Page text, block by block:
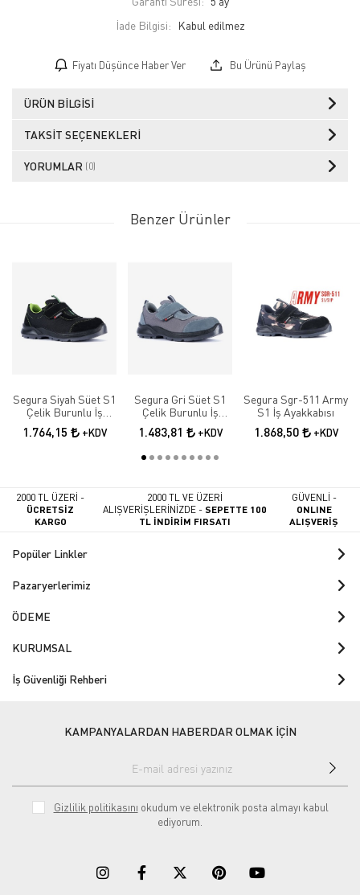
İade Bilgisi:
Fiyatı Düşünce Haber Ver Bu Ürünü Paylaş
ÜRÜN BILGISI
TAKSIT SEÇENEKLERI
YORUMLAR (0)
Benzer Ürünler
Segura Siyah Süet S1
Çelik Burunlu İş
Güvenlik Ayakkabısı
SGR-52
1.764,15 +KDV
Segura Gri Süet S1
Çelik Burunlu İş
Güvenlik Ayakkabısı
SGR-51
1.483,81 +KDV
Segura Sgr-511 Army
S1 İş Ayakkabısı
1.868,50 +KDV
2000 TL ÜZERİ -
ÜCRETSİZ
KARGO
2000 TL VE ÜZERİ
ALIŞVERİŞLERİNİZDE -SEPETTE 100
TL İNDİRİM FIRSATI
GÜVENLİ -
ONLINE
ALIŞVERİŞ
Popüler Linkler
Pazaryerlerimiz
ÖDEME
KURUMSAL
İş Güvenliği Rehberi
KAMPANYALARDAN HABERDAR OLMAK İÇİN
Gizlilik politikasını okudum ve elektronik posta almayı kabul
ediyorum.